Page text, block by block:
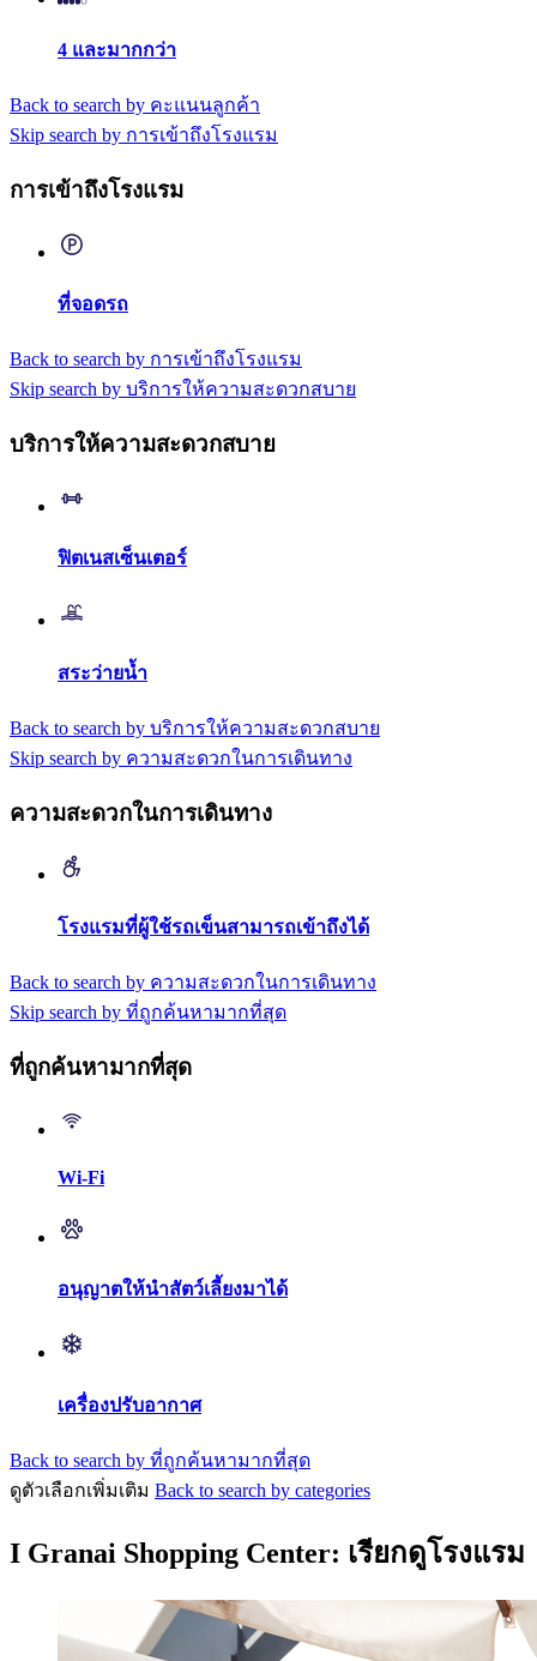
4 และมากกว่า
Back to search by คะแนนลูกค้า
Skip search by การเข้าถึงโรงแรม
การเข้าถึงโรงแรม
ที่จอดรถ
Back to search by การเข้าถึงโรงแรม
Skip search by บริการให้ความสะดวกสบาย
บริการให้ความสะดวกสบาย
ฟิตเนสเซ็นเตอร์
สระว่ายน้ำ
Back to search by บริการให้ความสะดวกสบาย
Skip search by ความสะดวกในการเดินทาง
ความสะดวกในการเดินทาง
โรงแรมที่ผู้ใช้รถเข็นสามารถเข้าถึงได้
Back to search by ความสะดวกในการเดินทาง
Skip search by ที่ถูกค้นหามากที่สุด
ที่ถูกค้นหามากที่สุด
Wi-Fi
อนุญาตให้นำสัตว์เลี้ยงมาได้
เครื่องปรับอากาศ
Back to search by ที่ถูกค้นหามากที่สุด
ดูตัวเลือกเพิ่มเติม Back to search by categories
I Granai Shopping Center: เรียกดูโรงแรม